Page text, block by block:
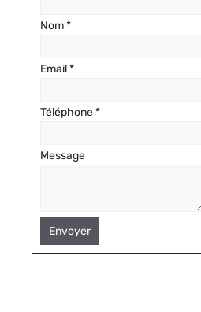
Nom*
Email*
Téléphone*
Message
Envoyer